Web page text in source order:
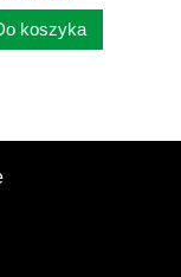
koszyka